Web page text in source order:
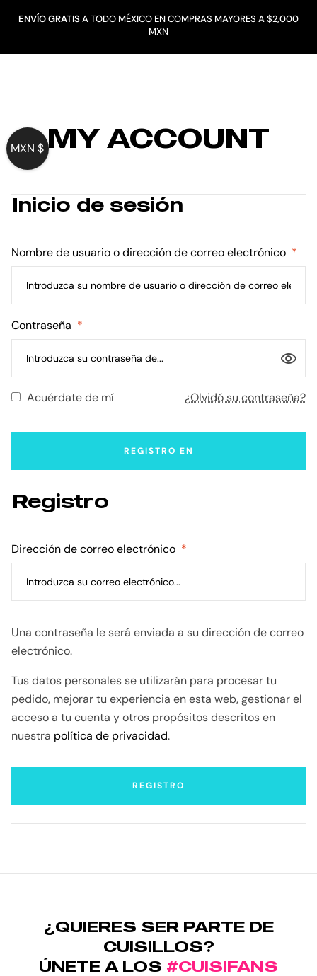
ENVÍO GRATISA TODO MÉXICO EN COMPRAS MAYORES A $2,000
MXN
MY ACCOUNT
Inicio de sesión
Nombre de usuario o dirección de correo electrónico *
Contraseña *
Acuérdate de mí ¿Olvidó su contraseña?
REGISTRO EN
Registro
Dirección de correo electrónico *
Una contraseña le será enviada a su dirección de correo
electrónico.
Tus datos personales se utilizarán para procesar tu
pedido, mejorar tu experiencia en esta web, gestionar el
acceso a tu cuenta y otros propósitos descritos en
nuestra política de privacidad.
REGISTRO
¿QUIERES SER PARTE DE
CUISILLOS?
ÚNETE A LOS #CUISIFANS
MXN $